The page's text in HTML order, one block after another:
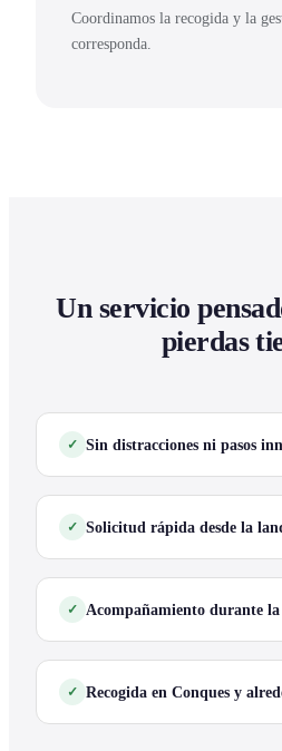
Coordinamos la recogida y la
corresponda.
Un servicio
pierdas
Sin distracciones ni pasos
Solicitud rápida desde la
Acompañamiento durante la
Recogida en Conques y